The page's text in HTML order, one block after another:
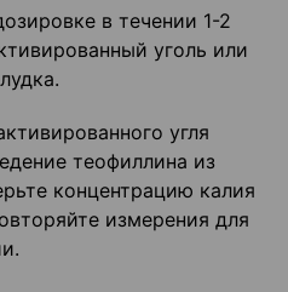
в течении 1-2
уголь или
угля
теофиллина из
концентрацию калия
измерения для